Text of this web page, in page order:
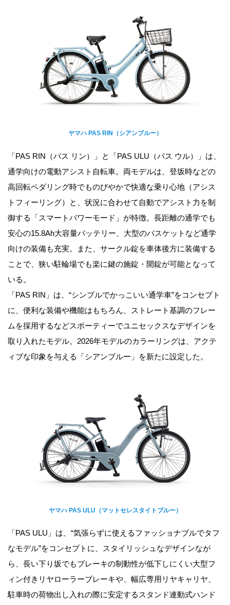
ヤマハ PAS RIN（シアンブルー）
「PAS RIN（パス リン）」と「PAS ULU（パス ウル）」は、
通学向けの電動アシスト自転車。両モデルは、登坂時などの
高回転ペダリング時でものびやかで快適な乗り心地（アシス
トフィーリング）と、状況に合わせて自動でアシスト力を制
御する「スマートパワーモード」が特徴。長距離の通学でも
安心の15.8Ah大容量バッテリー、大型のバスケットなど通学
向けの装備も充実。また、サークル錠を車体後方に装備する
ことで、狭い駐輪場でも楽に鍵の施錠・開錠が可能となって
いる。
「PAS RIN」は、“シンプルでかっこいい通学車”をコンセプト
に、便利な装備や機能はもちろん、ストレート基調のフレー
ムを採用するなどスポーティーでユニセックスなデザインを
取り入れたモデル。2026年モデルのカラーリングは、アクテ
ィブな印象を与える「シアンブルー」を新たに設定した。
ヤマハ PAS ULU（マットセレスタイトブルー）
「PAS ULU」は、“気張らずに使えるファッショナブルでタフ
なモデル”をコンセプトに、スタイリッシュなデザインなが
ら、長い下り坂でもブレーキの制動性が低下しにくい大型フ
ィン付きリヤローラーブレーキや、幅広専用リヤキャリヤ、
駐車時の荷物出し入れの際に安定するスタンド連動式ハンド